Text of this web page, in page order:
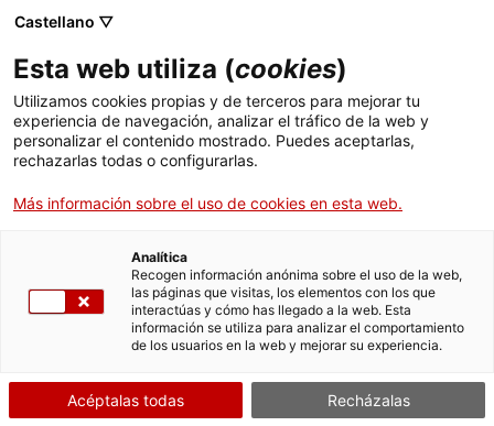
Menú
Buscador
Servicios de Internacionalización
Servicios de Innovación Servicios para Startups
ACCIÓ - Agencia para el crecimiento de las empresas
ACCIÓ - Agencia para el crecimiento de las empresas
Inicio
Ayudas y servicios
Países
Actividades
Contacto
Título de patrón/ona de moto
náutica A
¿Qué necesitas hacer?
Consulta a continuación todas las opciones
corresponda con tu caso y podrás acceder a
toda la información y condiciones de
Castellano ▽
Esta web utiliza (cookies)
Utilizamos cookies propias y de terceros para mejorar tu
experiencia de navegación, analizar el tráfico de la web y
personalizar el contenido mostrado. Puedes aceptarlas,
rechazarlas todas o configurarlas.
Más información sobre el uso de cookies en esta web.
Analítica
Recogen información anónima sobre el uso de la web,
las páginas que visitas, los elementos con los que
interactúas y cómo has llegado a la web. Esta
información se utiliza para analizar el comportamiento
de los usuarios en la web y mejorar su experiencia.
Acéptalas todas Recházalas